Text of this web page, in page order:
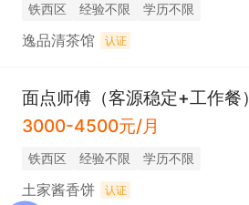
铁西区 经验不限 学历不限
逸品清茶馆 认证
面点师傅（客源稳定+工作餐）
3000-4500元/月
铁西区 经验不限 学历不限
土家酱香饼 认证